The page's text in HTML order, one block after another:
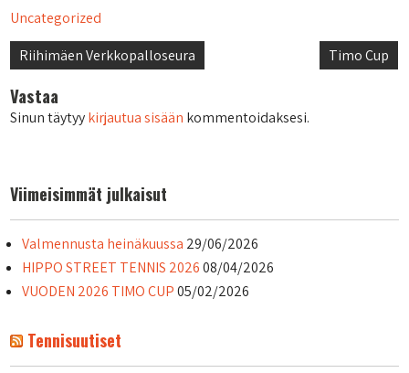
Uncategorized
Artikkelien
selaus
Riihimäen Verkkopalloseura Timo Cup
Vastaa
Sinun täytyykirjautua sisään kommentoidaksesi.
Viimeisimmät julkaisut
Valmennusta heinäkuussa 29/06/2026
HIPPO STREET TENNIS 2026 08/04/2026
VUODEN 2026 TIMO CUP 05/02/2026
Tennisuutiset